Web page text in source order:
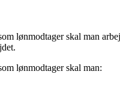
lønmodtager skal man
lønmodtager skal man: